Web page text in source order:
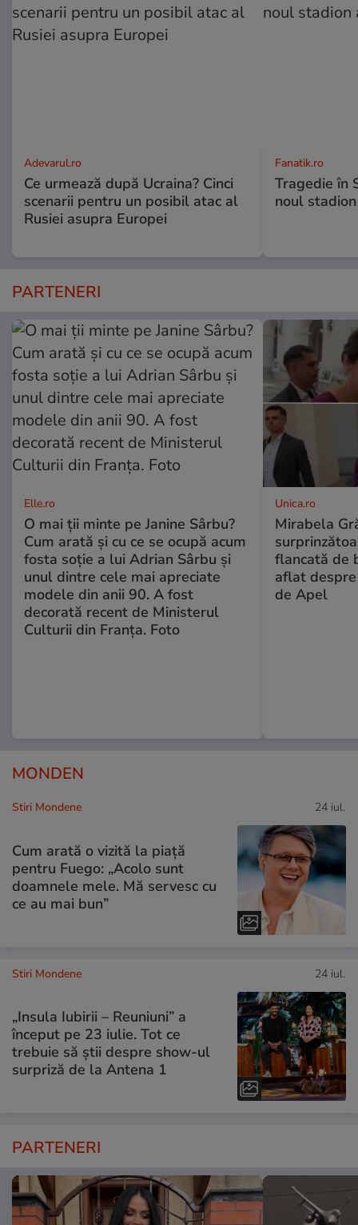
Adevarul.ro
Ce urmează după Ucraina? Cinci
scenarii pentru un posibil atac al
Rusiei asupra Europei
Fanatik.ro
Tragedie în
noul
PARTENERI
Elle.ro
O mai ții minte pe Janine Sârbu?
Cum arată și cu ce se ocupă acum
fosta soție a lui Adrian Sârbu și
unul dintre cele mai apreciate
modele din anii 90. A fost
decorată recent de Ministerul
Culturii din Franța. Foto
Unica.ro
Mirabela
flancată de
aflat
de Apel
MONDEN
Stiri Mondene 24 iul.
Cum arată o vizită la piață
pentru Fuego: „Acolo sunt
doamnele mele. Mă servesc cu
ce au mai bun”
Stiri Mondene 24 iul.
„Insula Iubirii – Reuniuni” a
început pe 23 iulie. Tot ce
trebuie să știi despre show-ul
surpriză de la Antena 1
PARTENERI